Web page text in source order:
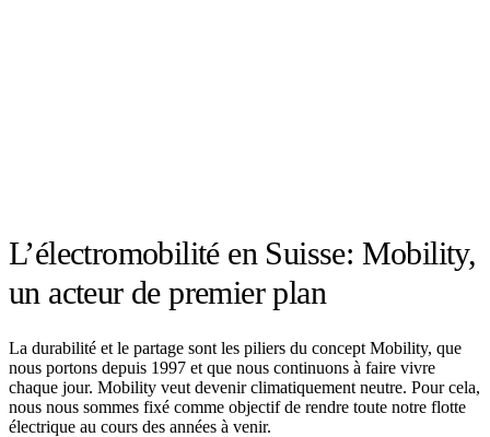
L’électromobilité en Suisse: Mobility,
un acteur de premier plan
La durabilité et le partage sont les piliers du concept Mobility, que
nous portons depuis 1997 et que nous continuons à faire vivre
chaque jour. Mobility veut devenir climatiquement neutre. Pour cela,
nous nous sommes fixé comme objectif de rendre toute notre flotte
électrique au cours des années à venir.